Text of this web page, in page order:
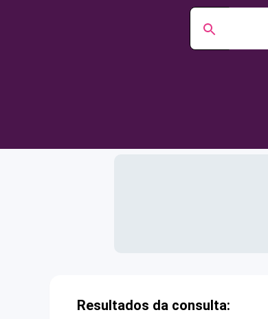
Resultados da consulta: